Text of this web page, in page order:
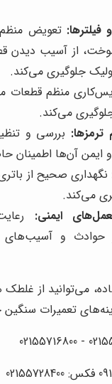
تعویض
از آسیب دیدن
جلوگیری می‌کند.
منظم قطعات
می‌کند.
بررسی و
ایمن آن‌ها اطمینان
نگهداری صحیح از
می‌کند.
ایمنی:
حوادث و آسیب‌های
می‌توانید از
تعمیرات سنگین